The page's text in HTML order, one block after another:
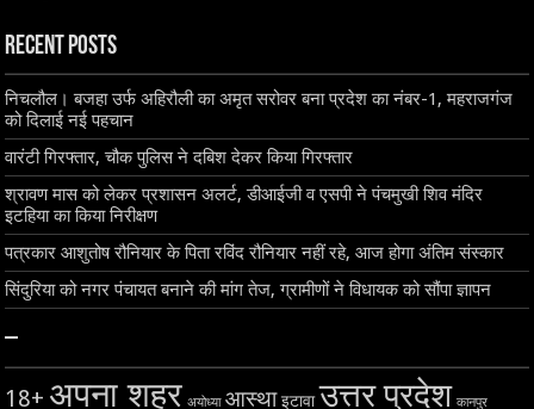
Recent Posts
निचलौल। बजहा उर्फ अहिरौली का अमृत सरोवर बना प्रदेश का नंबर-1, महराजगंज
को दिलाई नई पहचान
वारंटी गिरफ्तार, चौक पुलिस ने दबिश देकर किया गिरफ्तार
श्रावण मास को लेकर प्रशासन अलर्ट, डीआईजी व एसपी ने पंचमुखी शिव मंदिर
इटहिया का किया निरीक्षण
पत्रकार आशुतोष रौनियार के पिता रविंद रौनियार नहीं रहे, आज होगा अंतिम संस्कार
सिंदुरिया को नगर पंचायत बनाने की मांग तेज, ग्रामीणों ने विधायक को सौंपा ज्ञापन
–
18+ अपना शहर अयोध्या आस्था इटावा उत्तर प्रदेश कानपुर